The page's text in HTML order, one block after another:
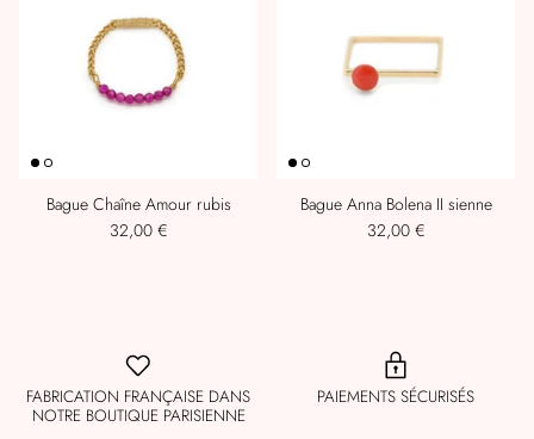
Bague Chaîne Amour rubis
32,00 €
Bague Anna Bolena II sienne
32,00 €
FABRICATION FRANÇAISE DANS
NOTRE BOUTIQUE PARISIENNE
PAIEMENTS SÉCURISÉS